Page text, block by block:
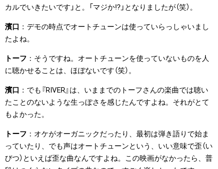
カルでいきたいです」と。「マジか!?」となりましたが（笑）。
濱口
デモの時点でオートチューンは使っていらっしゃいまし
たよね。
トーフ
そうですね。オートチューンを使っていないものを人
に聴かせることは、ほぼないです（笑）。
濱口
でも『RIVER』は、いままでのトーフさんの楽曲では聴い
たことのないような生っぽさを感じたんですよね。それがとて
もよかった。
トーフ
オケがオーガニックだったり、最初は弾き語りで始ま
っていたり、でも声はオートチューンという、いい意味で歪（い
びつ）といえば歪な曲なんですよね。この映画がなかったら、普